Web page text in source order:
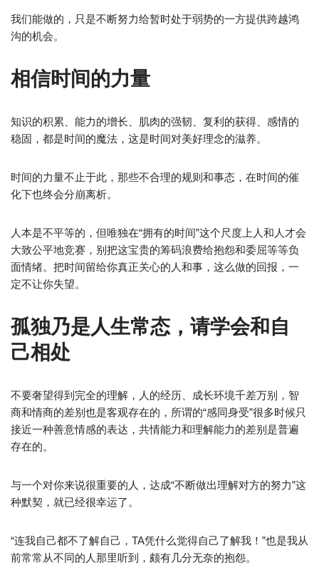
我们能做的，只是不断努力给暂时处于弱势的一方提供跨越鸿
沟的机会。
相信时间的力量
知识的积累、能力的增长、肌肉的强韧、复利的获得、感情的
稳固，都是时间的魔法，这是时间对美好理念的滋养。
时间的力量不止于此，那些不合理的规则和事态，在时间的催
化下也终会分崩离析。
人本是不平等的，但唯独在“拥有的时间”这个尺度上人和人才会
大致公平地竞赛，别把这宝贵的筹码浪费给抱怨和委屈等等负
面情绪。把时间留给你真正关心的人和事，这么做的回报，一
定不让你失望。
孤独乃是人生常态，请学会和自
己相处
不要奢望得到完全的理解，人的经历、成长环境千差万别，智
商和情商的差别也是客观存在的，所谓的“感同身受”很多时候只
接近一种善意情感的表达，共情能力和理解能力的差别是普遍
存在的。
与一个对你来说很重要的人，达成“不断做出理解对方的努力”这
种默契，就已经很幸运了。
“连我自己都不了解自己，TA凭什么觉得自己了解我！”也是我从
前常常从不同的人那里听到，颇有几分无奈的抱怨。